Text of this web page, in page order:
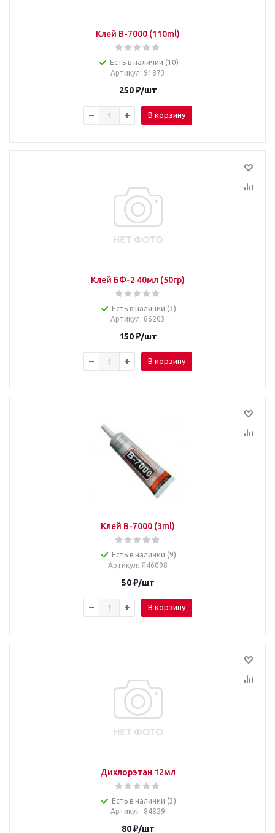
Клей B-7000 (110ml)
Есть в наличии (10)
Артикул: 91873
250₽/шт
В корзину
Клей БФ-2 40мл (50гр)
Есть в наличии (3)
Артикул: 86203
150₽/шт
В корзину
Клей B-7000 (3ml)
Есть в наличии (9)
Артикул: Я46098
50₽/шт
В корзину
Дихлорэтан 12мл
Есть в наличии (3)
Артикул: 84829
80₽/шт